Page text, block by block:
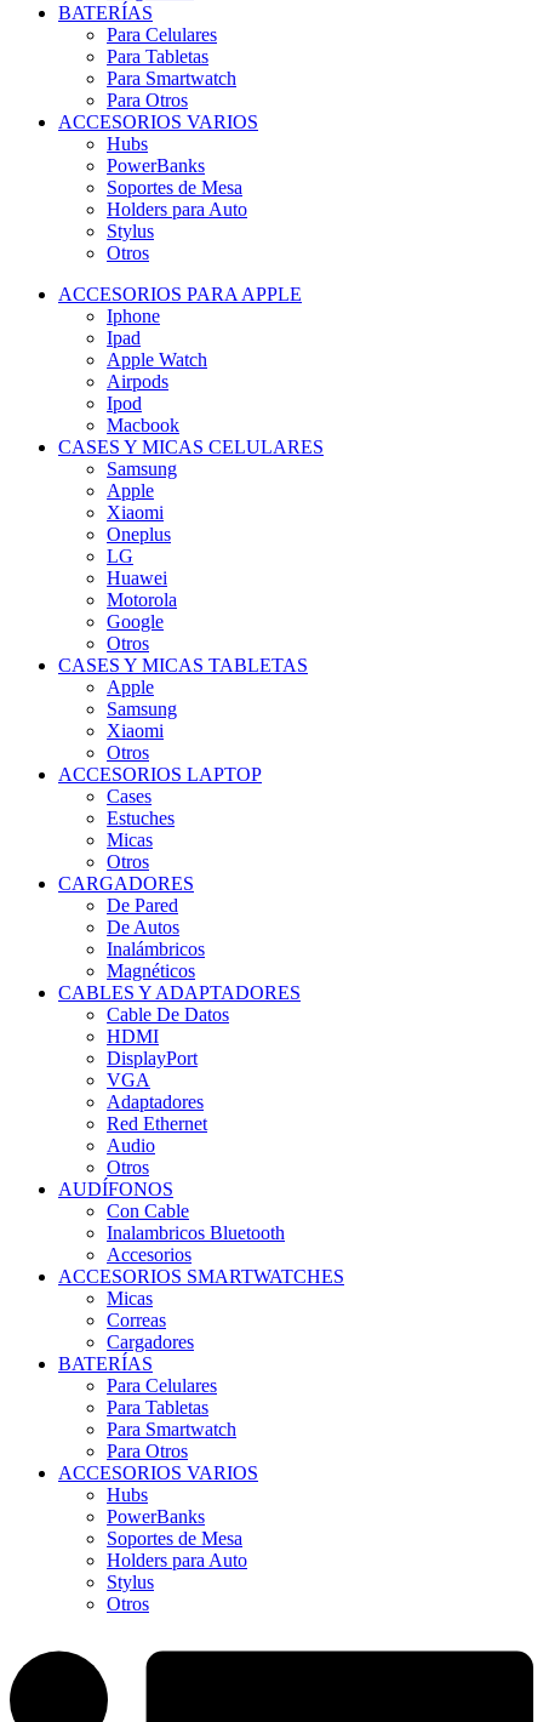
BATERÍAS
Para Celulares
Para Tabletas
Para Smartwatch
Para Otros
ACCESORIOS VARIOS
Hubs
PowerBanks
Soportes de Mesa
Holders para Auto
Stylus
Otros
ACCESORIOS PARA APPLE
Iphone
Ipad
Apple Watch
Airpods
Ipod
Macbook
CASES Y MICAS CELULARES
Samsung
Apple
Xiaomi
Oneplus
LG
Huawei
Motorola
Google
Otros
CASES Y MICAS TABLETAS
Apple
Samsung
Xiaomi
Otros
ACCESORIOS LAPTOP
Cases
Estuches
Micas
Otros
CARGADORES
De Pared
De Autos
Inalámbricos
Magnéticos
CABLES Y ADAPTADORES
Cable De Datos
HDMI
DisplayPort
VGA
Adaptadores
Red Ethernet
Audio
Otros
AUDÍFONOS
Con Cable
Inalambricos Bluetooth
Accesorios
ACCESORIOS SMARTWATCHES
Micas
Correas
Cargadores
BATERÍAS
Para Celulares
Para Tabletas
Para Smartwatch
Para Otros
ACCESORIOS VARIOS
Hubs
PowerBanks
Soportes de Mesa
Holders para Auto
Stylus
Otros